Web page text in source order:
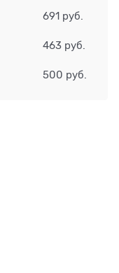
691 руб.
463 руб.
500 руб.